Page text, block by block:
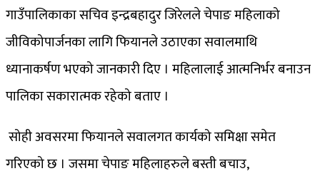
गाउँपालिकाका सचिव इन्द्रबहादुर जिरेलले चेपाङ महिलाको
जीविकोपार्जनका लागि फियानले उठाएका सवालमाथि
ध्यानाकर्षण भएको जानकारी दिए । महिलालाई आत्मनिर्भर बनाउन
पालिका सकारात्मक रहेको बताए ।
सोही अवसरमा फियानले सवालगत कार्यको समिक्षा समेत
गरिएको छ । जसमा चेपाङ महिलाहरुले बस्ती बचाउ,